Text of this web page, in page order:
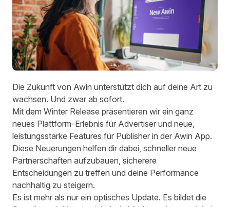
Die Zukunft von Awin unterstützt dich auf deine Art zu
wachsen. Und zwar ab sofort.
Mit dem Winter Release präsentieren wir ein ganz
neues Plattform-Erlebnis für Advertiser und neue,
leistungsstarke Features für Publisher in der Awin App.
Diese Neuerungen helfen dir dabei, schneller neue
Partnerschaften aufzubauen, sicherere
Entscheidungen zu treffen und deine Performance
nachhaltig zu steigern.
Es ist mehr als nur ein optisches Update. Es bildet die